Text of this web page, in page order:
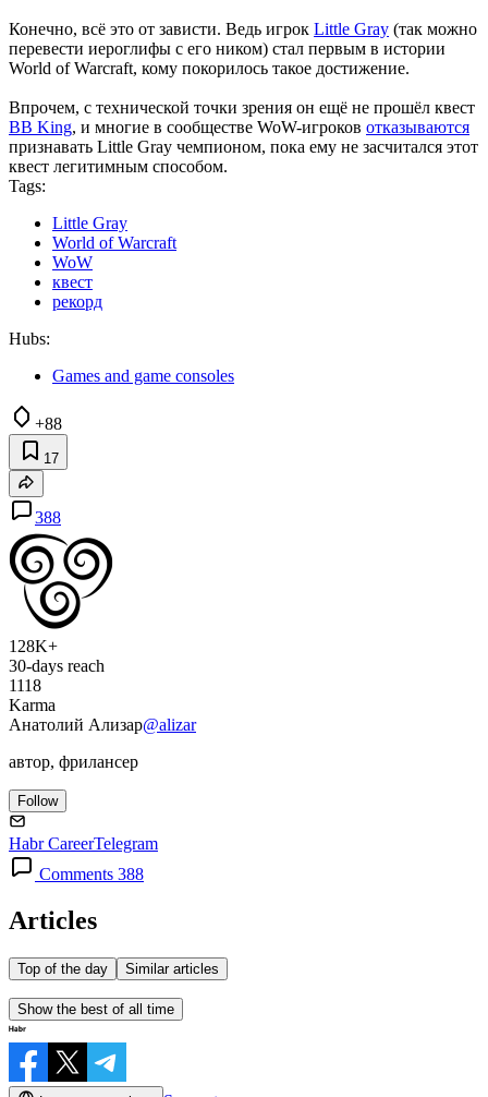
Конечно, всё это от зависти. Ведь игрок Little Gray (так можно
перевести иероглифы с его ником) стал первым в истории
World of Warcraft, кому покорилось такое достижение.
Впрочем, с технической точки зрения он ещё не прошёл квест
BB King, и многие в сообществе WoW-игроков отказываются
признавать Little Gray чемпионом, пока ему не засчитался этот
квест легитимным способом.
Tags:
Little Gray
World of Warcraft
WoW
квест
рекорд
Hubs:
Games and game consoles
+88
17
388
128K+
30-days reach
1118
Karma
Анатолий Ализар@alizar
автор, фрилансер
Follow
Habr CareerTelegram
Comments 388
Articles
Top of the day Similar articles
Show the best of all time